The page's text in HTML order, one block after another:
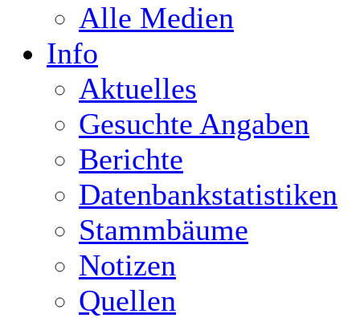
Alle Medien
Info
Aktuelles
Gesuchte Angaben
Berichte
Datenbankstatistiken
Stammbäume
Notizen
Quellen